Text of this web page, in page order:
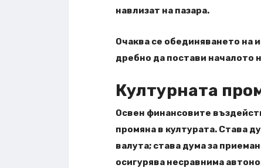
навлизат на пазара.
Очаква се обединяването на
дребно да постави началото
Културната
Освен финансовите
промяна в културата. Става
валута; става дума за
осигурява несравнима